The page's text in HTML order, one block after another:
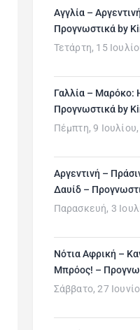
Αγγλία –
Προγνωστικά by
Τετάρτη, 15
Γαλλία – Μαρόκο:
Προγνωστικά by
Πέμπτη, 9
Αργεντινή –
Δαυίδ –
Παρασκευή, 3
Νότια Αφρική –
Μπρόος! –
Σάββατο, 27